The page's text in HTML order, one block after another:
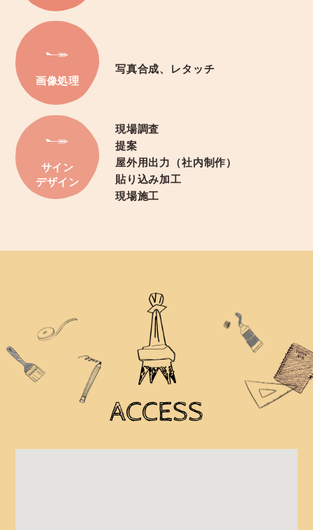
画像処理
写真合成、レタッチ
サイン
デザイン
現場調査
提案
屋外用出力（社内制作）
貼り込み加工
現場施工
ACCESS